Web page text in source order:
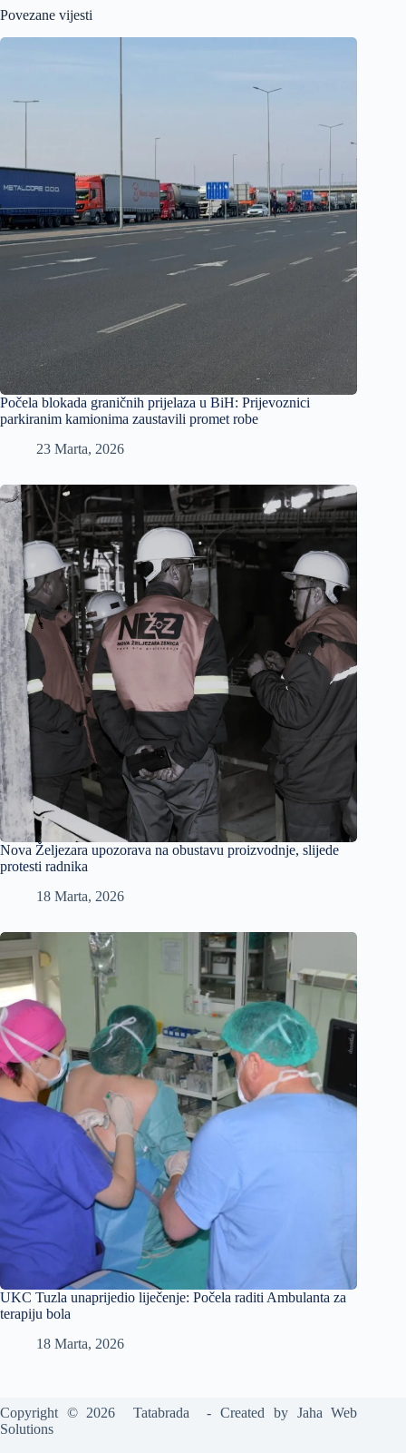
Povezane vijesti
Počela blokada graničnih prijelaza u BiH: Prijevoznici
parkiranim kamionima zaustavili promet robe
23 Marta, 2026
Nova Željezara upozorava na obustavu proizvodnje, slijede
protesti radnika
18 Marta, 2026
UKC Tuzla unaprijedio liječenje: Počela raditi Ambulanta za
terapiju bola
18 Marta, 2026
Copyright © 2026 Tatabrada - Created by Jaha Web
Solutions